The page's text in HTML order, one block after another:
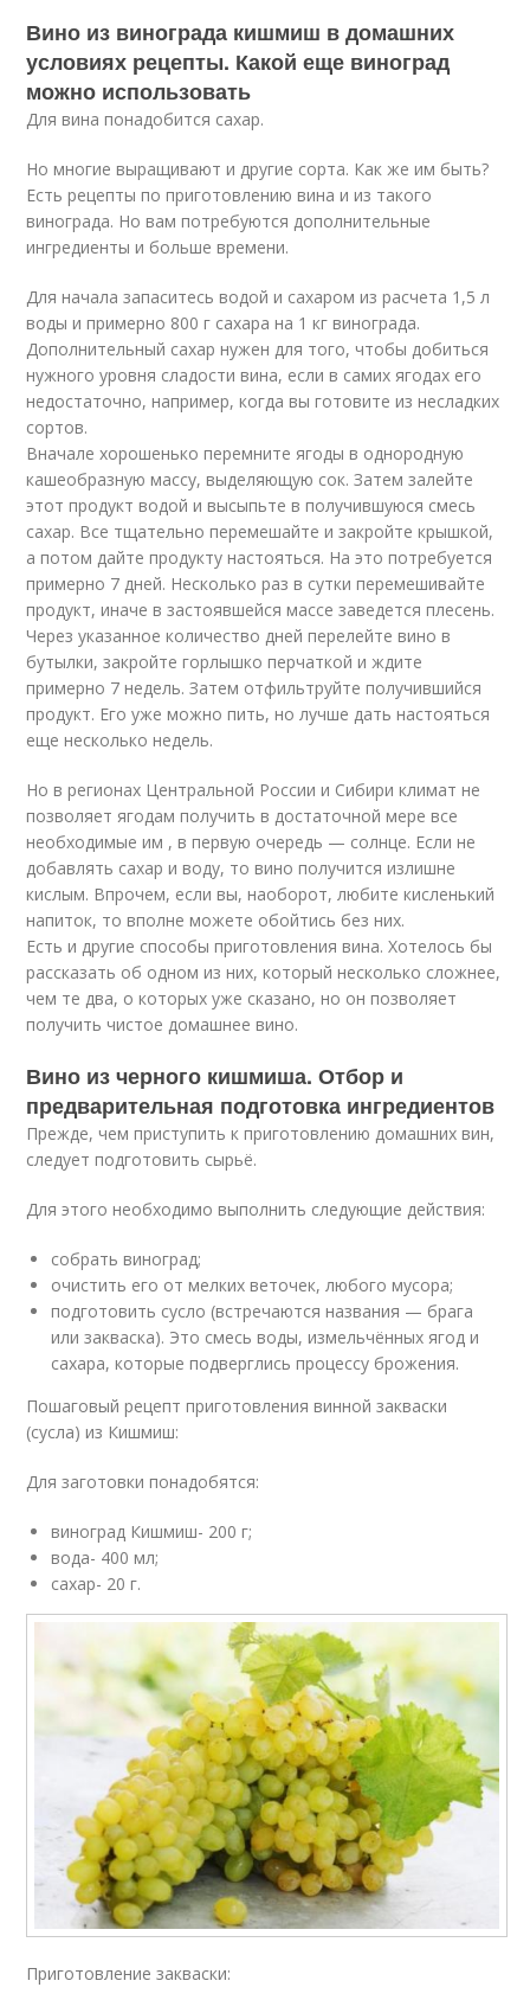
Вино из винограда кишмиш в домашних
условиях рецепты. Какой еще виноград
можно использовать
Для вина понадобится сахар.
Но многие выращивают и другие сорта. Как же им быть?
Есть рецепты по приготовлению вина и из такого
винограда. Но вам потребуются дополнительные
ингредиенты и больше времени.
Для начала запаситесь водой и сахаром из расчета 1,5 л
воды и примерно 800 г сахара на 1 кг винограда.
Дополнительный сахар нужен для того, чтобы добиться
нужного уровня сладости вина, если в самих ягодах его
недостаточно, например, когда вы готовите из несладких
сортов.
Вначале хорошенько перемните ягоды в однородную
кашеобразную массу, выделяющую сок. Затем залейте
этот продукт водой и высыпьте в получившуюся смесь
сахар. Все тщательно перемешайте и закройте крышкой,
а потом дайте продукту настояться. На это потребуется
примерно 7 дней. Несколько раз в сутки перемешивайте
продукт, иначе в застоявшейся массе заведется плесень.
Через указанное количество дней перелейте вино в
бутылки, закройте горлышко перчаткой и ждите
примерно 7 недель. Затем отфильтруйте получившийся
продукт. Его уже можно пить, но лучше дать настояться
еще несколько недель.
Но в регионах Центральной России и Сибири климат не
позволяет ягодам получить в достаточной мере все
необходимые им , в первую очередь — солнце. Если не
добавлять сахар и воду, то вино получится излишне
кислым. Впрочем, если вы, наоборот, любите кисленький
напиток, то вполне можете обойтись без них.
Есть и другие способы приготовления вина. Хотелось бы
рассказать об одном из них, который несколько сложнее,
чем те два, о которых уже сказано, но он позволяет
получить чистое домашнее вино.
Вино из черного кишмиша. Отбор и
предварительная подготовка ингредиентов
Прежде, чем приступить к приготовлению домашних вин,
следует подготовить сырьё.
Для этого необходимо выполнить следующие действия:
собрать виноград;
очистить его от мелких веточек, любого мусора;
подготовить сусло (встречаются названия — брага
или закваска). Это смесь воды, измельчённых ягод и
сахара, которые подверглись процессу брожения.
Пошаговый рецепт приготовления винной закваски
(сусла) из Кишмиш:
Для заготовки понадобятся:
виноград Кишмиш- 200 г;
вода- 400 мл;
сахар- 20 г.
Приготовление закваски: